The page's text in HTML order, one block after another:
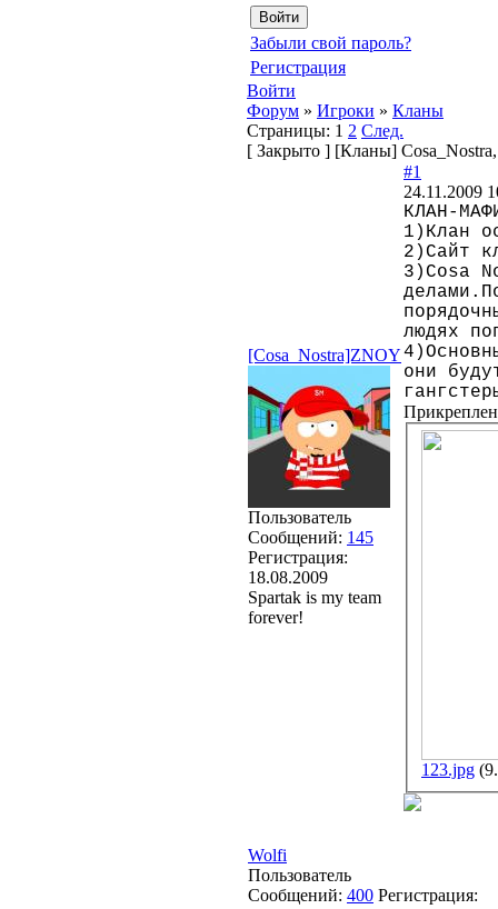
Забыли свой пароль?
Регистрация
Войти
Форум » Игроки » Кланы
Страницы: 1 2 След.
[ Закрыто ] [Кланы]
[Cosa_Nostra]ZNOY
Пользователь
Сообщений: 145
Регистрация:
18.08.2009
Spartak is my team
forever!
#1
24.11.2009
КЛАН-
1)Клан
2)Сайт
3)Cosa
людях
они
123.jpg
Wolfi
Пользователь
Сообщений: 400 Регистрация: